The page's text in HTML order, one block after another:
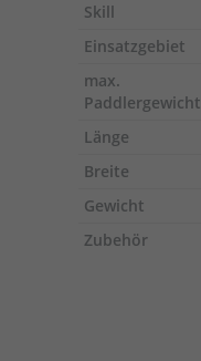
Skill
Einsatzgebiet
max.
Paddlergewicht
Länge
Breite
Gewicht
Zubehör